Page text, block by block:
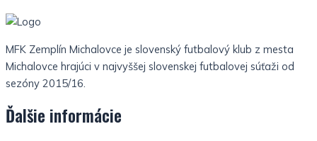
MFK Zemplín Michalovce je slovenský futbalový klub z mesta
Michalovce hrajúci v najvyššej slovenskej futbalovej súťaži od
sezóny 2015/16.
Ďalšie informácie